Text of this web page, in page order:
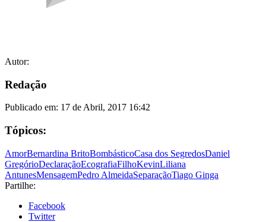
Autor:
Redação
Publicado em: 17 de Abril, 2017 16:42
Tópicos:
AmorBernardina BritoBombásticoCasa dos SegredosDaniel
GregórioDeclaraçãoEcografiaFilhoKevinLiliana
AntunesMensagemPedro AlmeidaSeparaçãoTiago Ginga
Partilhe:
Facebook
Twitter